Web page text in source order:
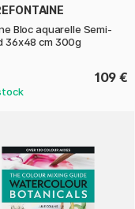
Bloc aquarelle Semi-
36x48 cm 300g
109 €